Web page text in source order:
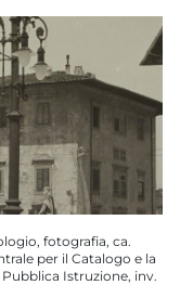
fotografia, ca.
per il Catalogo e la
Istruzione, inv.